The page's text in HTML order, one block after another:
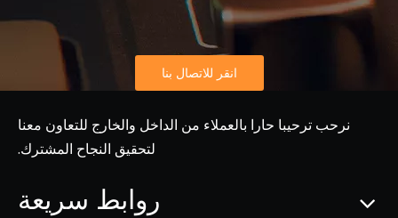
انقر للاتصال بنا
نرحب ترحيبا حارا بالعملاء من الداخل والخارج للتعاون معنا
لتحقيق النجاح المشترك.
روابط سريعة